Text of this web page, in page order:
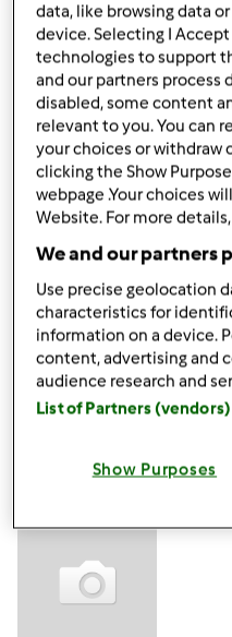
- KURKUMA -do ciast, do
np.jarzynowa, do
- ROZMARYN -do
baraniny, do sosów
pieczonych ziemniaków.
TYMIANEK- do długo
duszonych mięs, do
strączkowych.
Na razie tyle
Zalogujlub
data, like browsing data
device. Selecting I
technologies to support
and our partners process
disabled, some content
relevant to you. You can
your choices or withdraw
clicking the Show
webpage .Your choices
Website. For more
We and our partners
Use precise geolocation
characteristics for
information on a device.
content, advertising and
audience research and
List of Partners (vendors)
Show Purposes